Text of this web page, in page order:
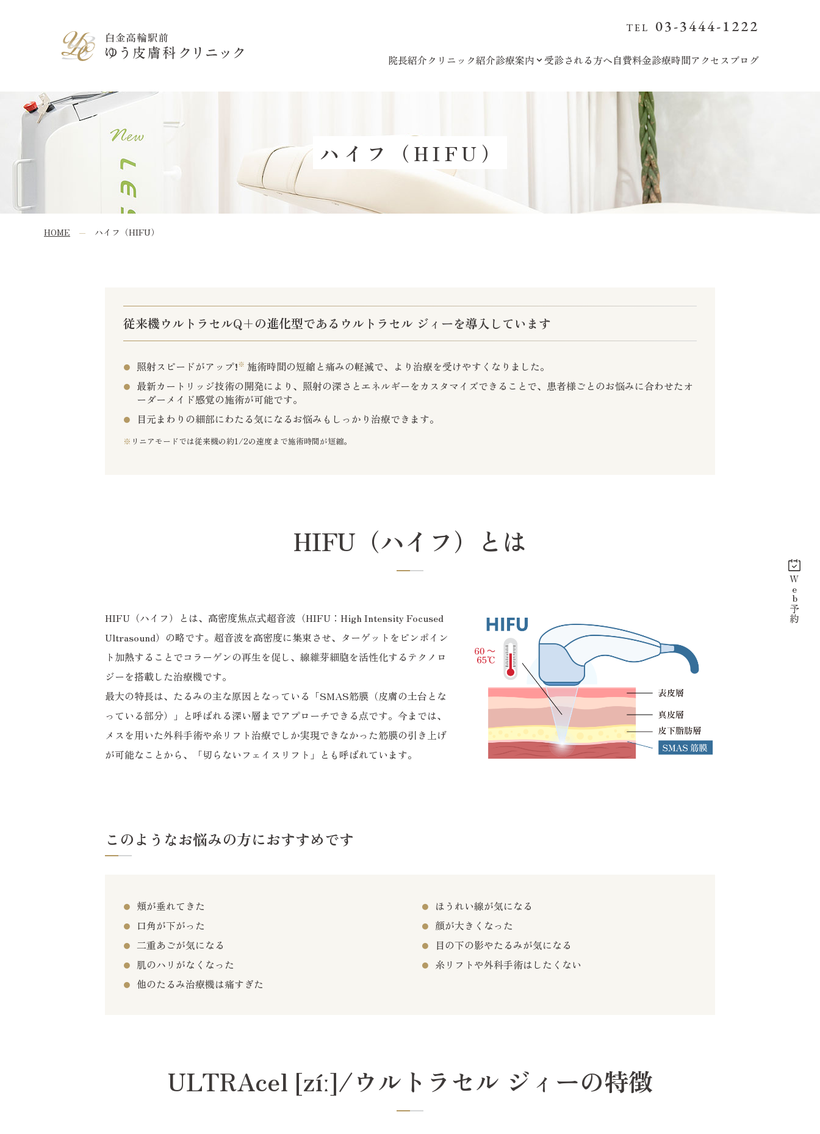
03-3444-1222
院長紹介クリニック紹介診療案内 受診される方へ自費料金診療時間アクセス ブログ
Web予約
HOME ハイフ（HIFU）
ハイフ（HIFU）
従来機ウルトラセルQ+の進化型であるウルトラセル ジィーを導入しています
照射スピードがアップ!
施術時間の短縮と痛みの軽減で、より治療を受けやすくなりました。
最新カートリッジ技術の開発により、照射の深さとエネルギーをカスタマイズできることで、患者様ごとのお悩みに合わせたオ
ーダーメイド感覚の施術が可能です。
目元まわりの細部にわたる気になるお悩みもしっかり治療できます。
※ リニアモードでは従来機の約1/2の速度まで施術時間が短縮。
HIFU（ハイフ）とは
HIFU（ハイフ）とは、高密度焦点式超音波（HIFU：High Intensity Focused
Ultrasound）の略です。超音波を高密度に集束させ、ターゲットをピンポイン
ト加熱することでコラーゲンの再生を促し、線維芽細胞を活性化するテクノロ
ジーを搭載した治療機です。
最大の特長は、たるみの主な原因となっている「SMAS筋膜（皮膚の土台とな
っている部分）」と呼ばれる深い層までアプローチできる点です。今までは、
メスを用いた外科手術や糸リフト治療でしか実現できなかった筋膜の引き上げ
が可能なことから、「切らないフェイスリフト」とも呼ばれています。
このようなお悩みの方におすすめです
頬が垂れてきた
ほうれい線が気になる
口角が下がった
顔が大きくなった
二重あごが気になる
目の下の影やたるみが気になる
肌のハリがなくなった
糸リフトや外科手術はしたくない
他のたるみ治療機は痛すぎた
ULTRAcel [zíː]/ウルトラセル ジィーの特徴